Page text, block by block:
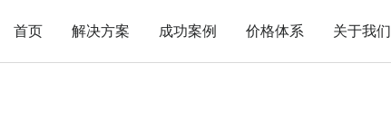
首页 解决方案 成功案例 价格体系 关于我们